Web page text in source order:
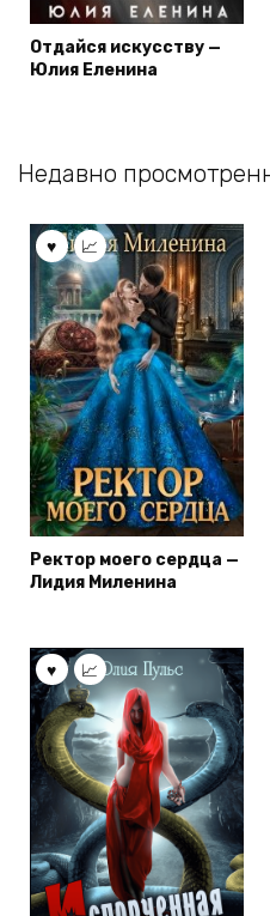
Отдайся искусству —
Юлия Еленина
Недавно
Ректор моего сердца —
Лидия Миленина